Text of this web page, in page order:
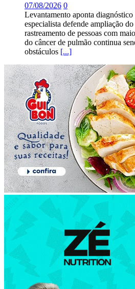
07/08/2026 0
Levantamento aponta
especialista defende ampliação
rastreamento de pessoas com
do câncer de pulmão continua
obstáculos [...]